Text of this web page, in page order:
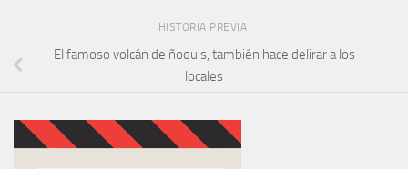
HISTORIA PREVIA
El famoso volcán de ñoquis, también hace delirar a los
locales